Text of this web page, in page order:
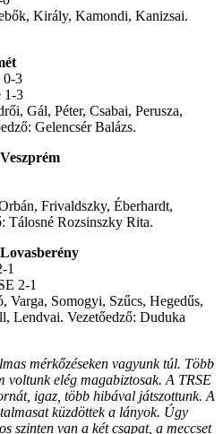
Király, Kamondi, Kanizsai.
3
1-3
Gál, Péter, Csabai, Perusza,
Gelencsér Balázs.
Frivaldszky, Éberhardt,
Tálosné Rozsinszky Rita.
1
2-1
Somogyi, Szűcs, Hegedűs,
Lendvai. Vezetőedző: Duduka
mérkőzéseken vagyunk túl. Több
voltunk elég magabiztosak. A TRSE
igaz, több hibával játszottunk. A
küzdöttek a lányok. Úgy
szinten van a két csapat, a meccset